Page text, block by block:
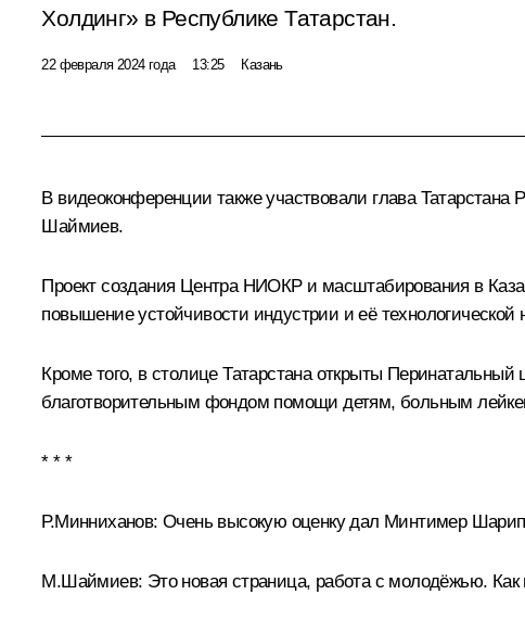
Холдинг» в Республике Татарстан.
22 февраля 2024 года 13:25 Казань
В видеоконференции также участвовали глава Татарстана
Шаймиев.
Проект создания Центра НИОКР и масштабирования в
повышение устойчивости индустрии и её технологической
Кроме того, в столице Татарстана открыты
благотворительным фондом помощи детям, больным
* * *
Р.Минниханов: Очень высокую оценку дал Минтимер
М.Шаймиев: Это новая страница, работа с молодёжью.